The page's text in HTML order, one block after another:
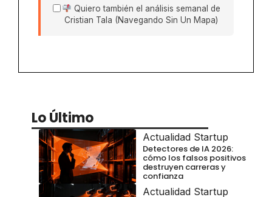
Quiero también el análisis semanal de
Cristian Tala (Navegando Sin Un Mapa)
Lo Último
Actualidad Startup
Detectores de IA 2026:
cómo los falsos positivos
destruyen carreras y
confianza
Actualidad Startup